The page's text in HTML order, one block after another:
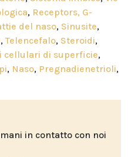
, Receptors, G-
del naso, Sinusite,
,Telencefalo, Steroidi,
cellulari di superficie,
, Naso, Pregnadienetrioli,
in contatto con noi